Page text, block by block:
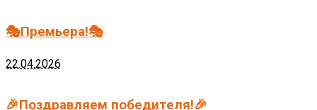
🎭Премьера!🎭
22.04.2026
🎉Поздравляем победителя!🎉